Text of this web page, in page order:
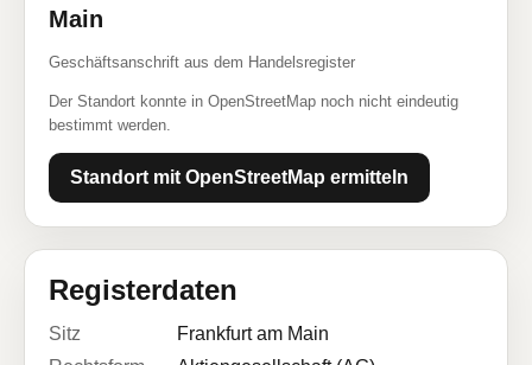
Main
Geschäftsanschrift aus dem Handelsregister
Der Standort konnte in OpenStreetMap noch nicht eindeutig
bestimmt werden.
Standort mit OpenStreetMap ermitteln
Registerdaten
Sitz
Frankfurt am Main